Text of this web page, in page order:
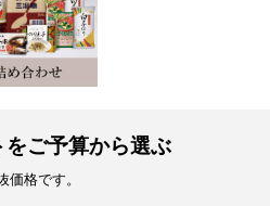
ご予算から選ぶ
価格です。